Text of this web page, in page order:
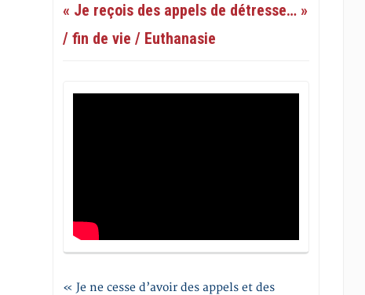
« Je reçois des appels de détresse… »
/ fin de vie / Euthanasie
« Je ne cesse d’avoir des appels et des